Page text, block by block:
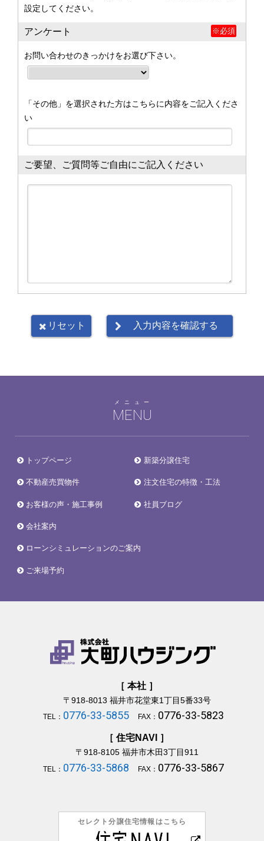
設定してください。
アンケート ※必須
お問い合わせのきっかけをお選び下さい。
「その他」を選択された方はこちらに内容をご記入くださ
い
ご要望、ご質問等ご自由にご記入ください
MENU
メニュー
トップページ 新築分譲住宅
不動産売買物件 注文住宅の特徴・工法
お客様の声・施工事例 社員ブログ
会社案内
ローンシミュレーションのご案内
ご来場予約
［ 本社 ］
〒918-8013 福井市花堂東1丁目5番33号
TEL： 0776-33-5855 FAX： 0776-33-5823
［ 住宅NAVI ］
〒918-8105福井市木田3丁目911
TEL： 0776-33-5868 FAX： 0776-33-5867
セレクト分譲住宅情報はこちら